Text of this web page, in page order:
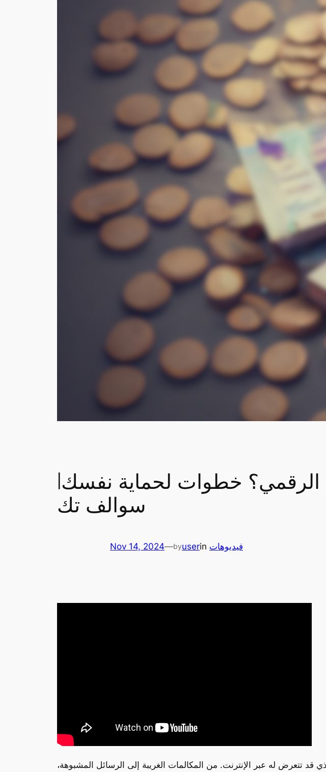
الرقمي؟ خطوات لحماية نفسك|
سوالف تك
Nov 14, 2024—byuserin فيديوهات
تتعرض له عبر الإنترنت. من المكالمات الغريبة إلى الرسائل المشبوهة،